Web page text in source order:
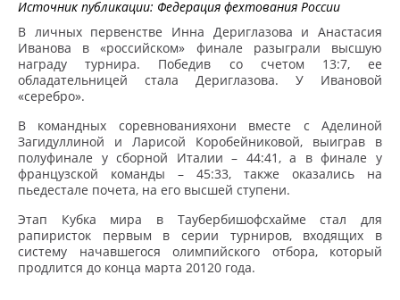
Источник публикации: Федерация фехтования России
В личных первенстве Инна Дериглазова и Анастасия
Иванова в «российском» финале разыграли высшую
награду турнира. Победив со счетом 13:7, ее
обладательницей стала Дериглазова. У Ивановой
«серебро».
В командных соревнованияхони вместе с Аделиной
Загидуллиной и Ларисой Коробейниковой, выиграв в
полуфинале у сборной Италии – 44:41, а в финале у
французской команды – 45:33, также оказались на
пьедестале почета, на его высшей ступени.
Этап Кубка мира в Таубербишофсхайме стал для
рапиристок первым в серии турниров, входящих в
систему начавшегося олимпийского отбора, который
продлится до конца марта 20120 года.